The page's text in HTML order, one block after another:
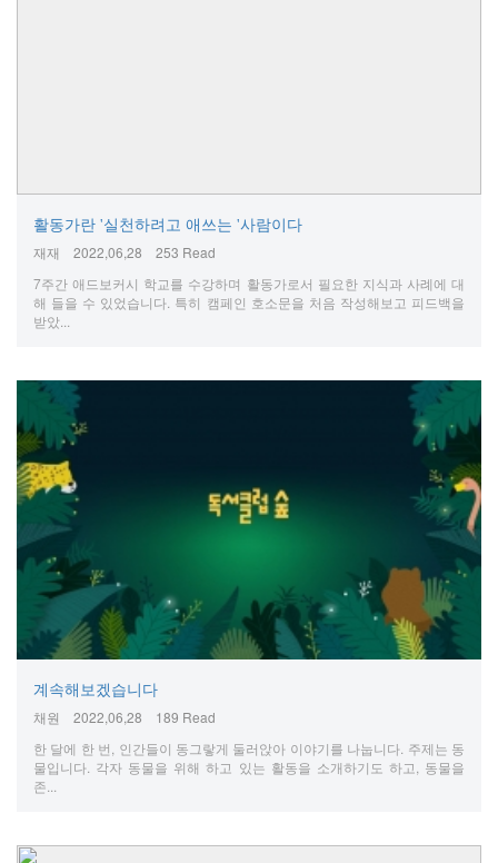
활동가란 '실천하려고 애쓰는 '사람이다
재재 2022,06,28
253 Read
7주간 애드보커시 학교를 수강하며 활동가로서 필요한 지식과 사례에 대
해 들을 수 있었습니다. 특히 캠페인 호소문을 처음 작성해보고 피드백을
받았...
계속해보겠습니다
채원 2022,06,28
189 Read
한 달에 한 번, 인간들이 동그랗게 둘러앉아 이야기를 나눕니다. 주제는 동
물입니다. 각자 동물을 위해 하고 있는 활동을 소개하기도 하고, 동물을
존...